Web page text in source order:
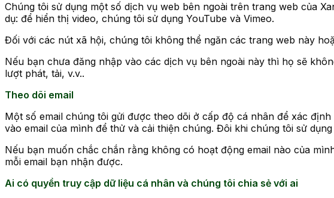
Chúng tôi sử dụng một số dịch vụ web bên ngoài trên trang web của
dụ: để hiển thị video, chúng tôi sử dụng YouTube và Vimeo.
Đối với các nút xã hội, chúng tôi không thể ngăn các trang web này
Nếu bạn chưa đăng nhập vào các dịch vụ bên ngoài này thì họ sẽ
lượt phát, tải, v.v..
Theo dõi email
Một số email chúng tôi gửi được theo dõi ở cấp độ cá nhân để xác
vào email của mình để thử và cải thiện chúng. Đôi khi chúng tôi sử
Nếu bạn muốn chắc chắn rằng không có hoạt động email nào của
mỗi email bạn nhận được.
Ai có quyền truy cập dữ liệu cá nhân và chúng tôi chia sẻ với ai